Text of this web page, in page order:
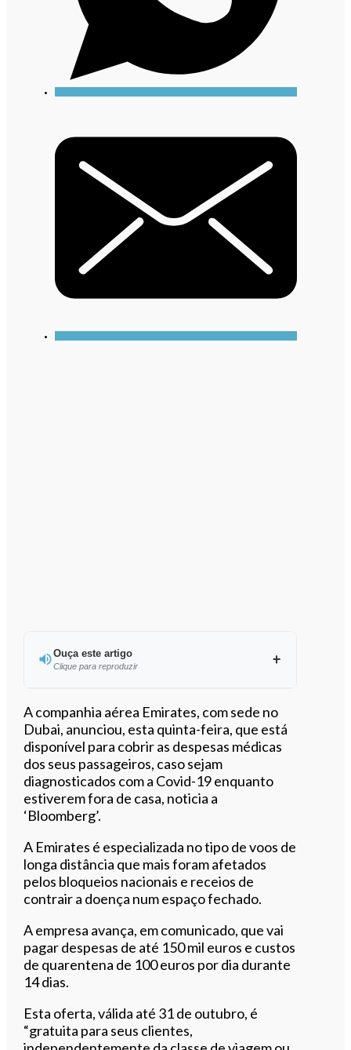
Ouça este artigo
Clique para reproduzir
Ouvir este artigo
A companhia aérea Emirates, com sede no
Dubai, anunciou, esta quinta-feira, que está
disponível para cobrir as despesas médicas
dos seus passageiros, caso sejam
diagnosticados com a Covid-19 enquanto
estiverem fora de casa, noticia a
‘Bloomberg’.
A Emirates é especializada no tipo de voos de
longa distância que mais foram afetados
pelos bloqueios nacionais e receios de
contrair a doença num espaço fechado.
A empresa avança, em comunicado, que vai
pagar despesas de até 150 mil euros e custos
de quarentena de 100 euros por dia durante
14 dias.
Esta oferta, válida até 31 de outubro, é
“gratuita para seus clientes,